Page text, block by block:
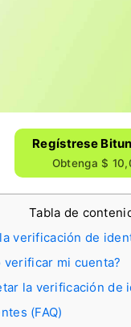
Regístrese
Obtenga $
Tabla de
verificación de
verificar mi cuenta?
la verificación de
(FAQ)